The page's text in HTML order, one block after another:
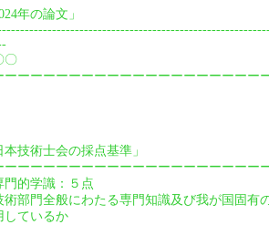
年の論文」
〇
ーーーーーーーーーーーーーーーーーーー
本技術士会の採点基準」
ーーーーーーーーーーーーーーーーーーー
的学識：５点
部門全般にわたる専門知識及び我が国固有
しているか